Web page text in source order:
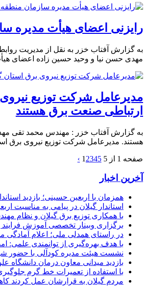
رایزنی اعضای هیأت مدیره
به گزارش آفتاب خزر به نقل از مدیریت
مهدی حسن نیا و وحید حسین زاده اعضای
مدیرعامل شرکت توزیع
ارتباطی صنعت برق هستند
به گزارش آفتاب خزر : مهندس محمد تقی
هستند. مدیرعامل شرکت توزیع نیروی برق
صفحه 1 از 5 1 2345
›
آخرین اخبار
همزمان با اربعین حسینی؛ بازدید
استاندار گیلان در پیامی به مناسبت
با همکاری توزیع برق گیلان و نظام
برگزاری وبینار تخصصی آموزش فرایند
در راستای همدلی ملی؛ اعلام آمادگی
با هدف بهره‌گیری از توانمندی علمی:
نشست هیئت مدیره کودآلی با حضور
بازدید میدانی معاون درمان دانشگاه
با استفاده از تعمیرات خط گرم جلوگیری بیش از ۱۹ درصدی از اعمال
مردم گیلان به قرارشان عمل کردند كاهش